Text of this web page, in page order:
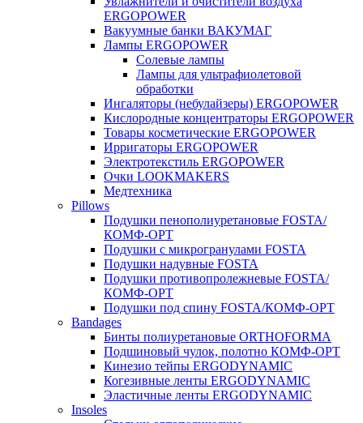
ERGOPOWER
Вакуумные банки ВАКУМАГ
Лампы ERGOPOWER
Солевые лампы
Лампы для ультрафиолетовой
обработки
Ингаляторы (небулайзеры) ERGOPOWER
Кислородные концентраторы ERGOPOWER
Товары косметические ERGOPOWER
Ирригаторы ERGOPOWER
Электротекстиль ERGOPOWER
Очки LOOKMAKERS
Медтехника
Pillows
Подушки пенополиуретановые FOSTA/
КОМФ-ОРТ
Подушки с микрогранулами FOSTA
Подушки надувные FOSTA
Подушки противопролежневые FOSTA/
КОМФ-ОРТ
Подушки под спину FOSTA/КОМФ-ОРТ
Bandages
Бинты полиуретановые ORTHOFORMA
Подшиновый чулок, полотно КОМФ-ОРТ
Кинезио тейпы ERGODYNAMIC
Когезивные ленты ERGODYNAMIC
Эластичные ленты ERGODYNAMIC
Insoles